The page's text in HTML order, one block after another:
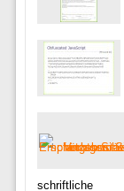
schriftliche